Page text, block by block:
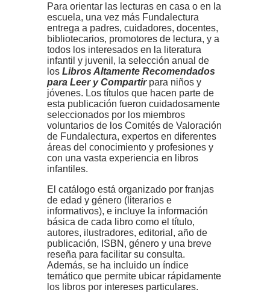
Para orientar las lecturas en casa o en la
escuela, una vez más Fundalectura
entrega a padres, cuidadores, docentes,
bibliotecarios, promotores de lectura, y a
todos los interesados en la literatura
infantil y juvenil, la selección anual de
los Libros Altamente Recomendados
para Leer y Compartirpara niños y
jóvenes. Los títulos que hacen parte de
esta publicación fueron cuidadosamente
seleccionados por los miembros
voluntarios de los Comités de Valoración
de Fundalectura, expertos en diferentes
áreas del conocimiento y profesiones y
con una vasta experiencia en libros
infantiles.
El catálogo está organizado por franjas
de edad y género (literarios e
informativos), e incluye la información
básica de cada libro como el título,
autores, ilustradores, editorial, año de
publicación, ISBN, género y una breve
reseña para facilitar su consulta.
Además, se ha incluido un índice
temático que permite ubicar rápidamente
los libros por intereses particulares.